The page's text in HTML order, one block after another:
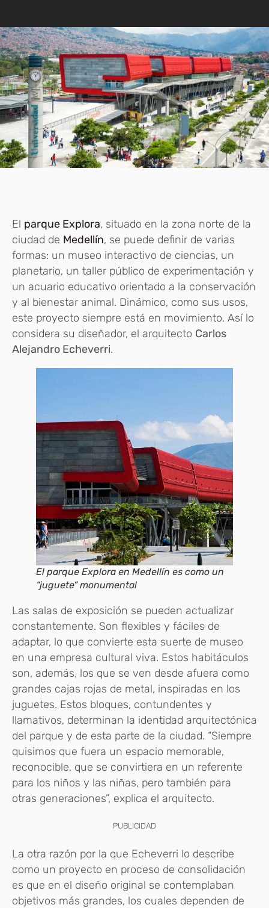
El parque Explora, situado en la zona norte de la
ciudad de Medellín, se puede definir de varias
formas: un museo interactivo de ciencias, un
planetario, un taller público de experimentación y
un acuario educativo orientado a la conservación
y al bienestar animal. Dinámico, como sus usos,
este proyecto siempre está en movimiento. Así lo
considera su diseñador, el arquitecto Carlos
Alejandro Echeverri.
El parque Explora en Medellín es como un
“juguete” monumental
Las salas de exposición se pueden actualizar
constantemente. Son flexibles y fáciles de
adaptar, lo que convierte esta suerte de museo
en una empresa cultural viva. Estos habitáculos
son, además, los que se ven desde afuera como
grandes cajas rojas de metal, inspiradas en los
juguetes. Estos bloques, contundentes y
llamativos, determinan la identidad arquitectónica
del parque y de esta parte de la ciudad. “Siempre
quisimos que fuera un espacio memorable,
reconocible, que se convirtiera en un referente
para los niños y las niñas, pero también para
otras generaciones”, explica el arquitecto.
PUBLICIDAD
La otra razón por la que Echeverri lo describe
como un proyecto en proceso de consolidación
es que en el diseño original se contemplaban
objetivos más grandes, los cuales dependen de